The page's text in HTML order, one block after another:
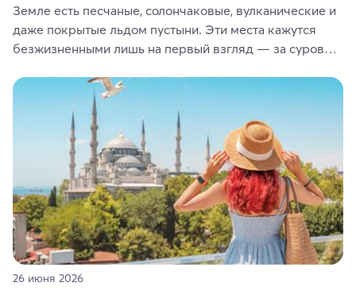
Земле есть песчаные, солончаковые, вулканические и
даже покрытые льдом пустыни. Эти места кажутся
безжизненными лишь на первый взгляд — за суровой
животные и маршруты, которые дарят одни из самых
ярких впечатлений от путешествий.
26 июня 2026